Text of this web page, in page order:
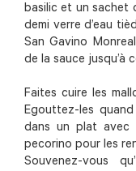
basilic et un sachet
demi verre d’eau
San Gavino
de la sauce jusqu’à
Faites cuire les
Egouttez-les
dans un plat avec
pecorino pour les
Souvenez-vous